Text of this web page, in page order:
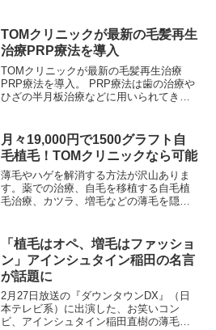
く、生着率も９５％以上。最近では患者
の声から生まれ...
TOMクリニックが最新の毛髪再生
治療PRP療法を導入
TOMクリニックが最新の毛髪再生治療
PRP療法を導入。 PRP療法は歯の治療や
ひざの半月板治療などに用いられてきた
再生治療PRP療法を導入しました。
月々19,000円で1500グラフト自
毛植毛！TOMクリニックなら可能
薄毛やハゲを解消する方法が沢山ありま
す。薬での治療、自毛を移植する自毛植
毛治療、カツラ、増毛などの薄毛を隠す
もたくさん薄毛やハゲの悩み解消する方
法がありますが、根本的に...
「植毛はオペ、増毛はファッショ
ン」アインシュタイン稲田の名言
が話題に
2月27日放送の『ダウンタウンDX』（日
本テレビ系）に出演した、お笑いコン
ビ、アインシュタイン稲田直樹の薄毛対